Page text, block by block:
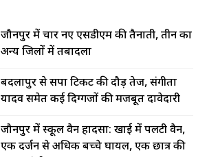
जौनपुर में चार नए एसडीएम की तैनाती, तीन का
अन्य जिलों में तबादला
बदलापुर से सपा टिकट की दौड़ तेज, संगीता
यादव समेत कई दिग्गजों की मजबूत दावेदारी
जौनपुर में स्कूल वैन हादसा: खाई में पलटी वैन,
एक दर्जन से अधिक बच्चे घायल, एक छात्र की